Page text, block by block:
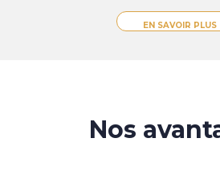
EN SAVOIR PLUS
Nos